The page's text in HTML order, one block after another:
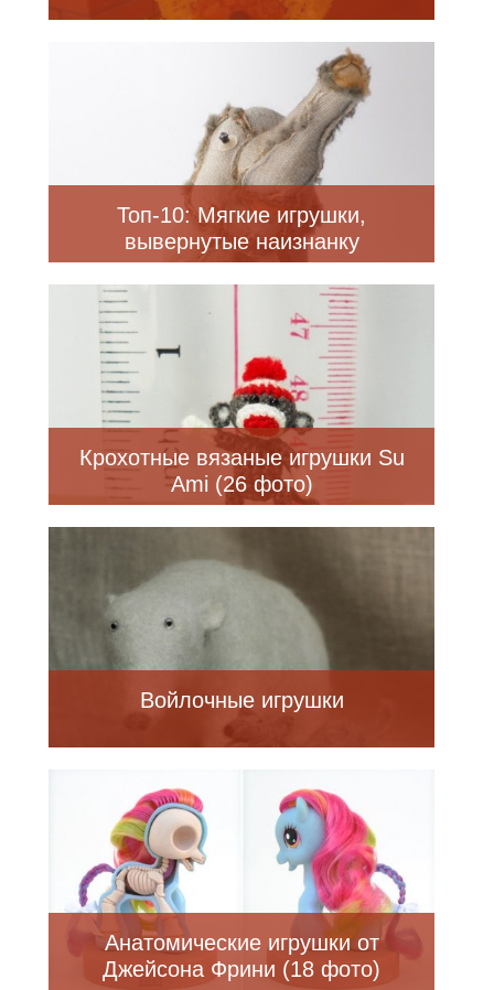
Топ-10: Мягкие игрушки,
вывернутые наизнанку
Крохотные вязаные игрушки Su
Ami (26 фото)
Войлочные игрушки
Анатомические игрушки от
Джейсона Фрини (18 фото)